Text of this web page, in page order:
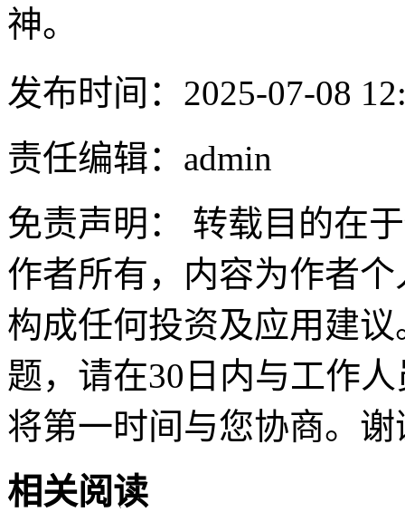
神。
发布时间：2025-07-08
责任编辑：admin
免责声明： 转载目的在
作者所有，内容为作者
构成任何投资及应用建
题，请在30日内与工作
将第一时间与您协商。
相关阅读